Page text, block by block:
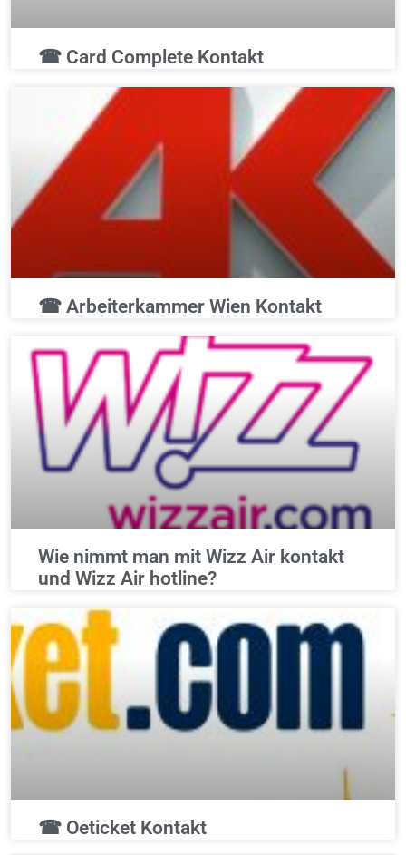
☎ Card Complete Kontakt
☎ Arbeiterkammer Wien Kontakt
Wie nimmt man mit Wizz Air kontakt
und Wizz Air hotline?
☎ Oeticket Kontakt